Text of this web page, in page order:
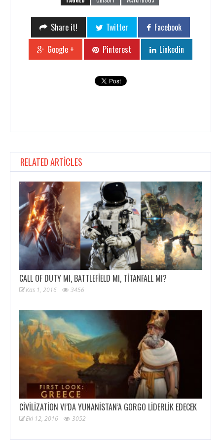
Share it! Twitter
Facebook
Google +
Pinterest Linkedin
RELATED ARTICLES
CALL OF DUTY MI, BATTLEFIELD MI, TITANFALL MI?
Kas 1, 2016 3456
CIVILIZATION VI’DA YUNANISTAN’A GORGO LIDERLIK EDECEK
Eki 12, 2016 3052